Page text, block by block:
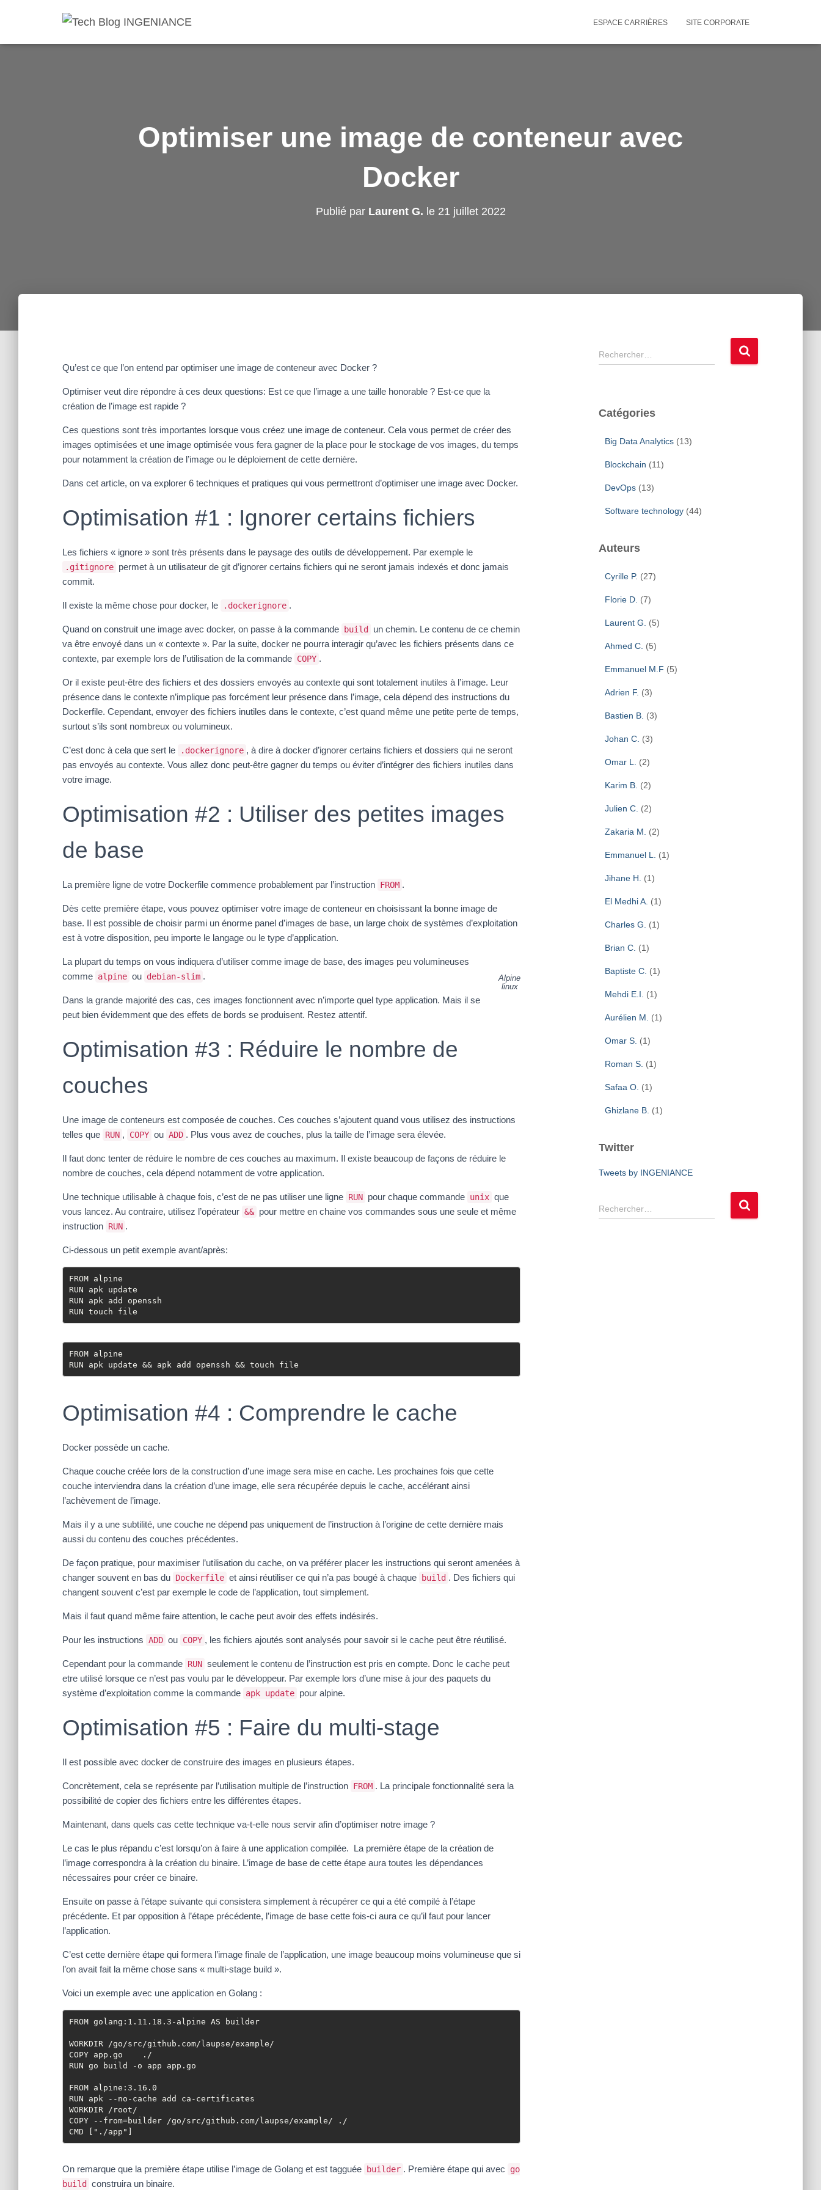
ESPACE CARRIÈRES SITE CORPORATE
Optimiser une image de conteneur avec
Docker
Publié par Laurent G. le 21 juillet 2022
Qu’est ce que l’on entend par optimiser une image de conteneur avec Docker ?
Optimiser veut dire répondre à ces deux questions: Est ce que l’image a une taille honorable ? Est-ce que la
création de l’image est rapide ?
Ces questions sont très importantes lorsque vous créez une image de conteneur. Cela vous permet de créer des
images optimisées et une image optimisée vous fera gagner de la place pour le stockage de vos images, du temps
pour notamment la création de l’image ou le déploiement de cette dernière.
Dans cet article, on va explorer 6 techniques et pratiques qui vous permettront d’optimiser une image avec Docker.
Optimisation #1 : Ignorer certains fichiers
Les fichiers « ignore » sont très présents dans le paysage des outils de développement. Par exemple le
.gitignore permet à un utilisateur de git d’ignorer certains fichiers qui ne seront jamais indexés et donc jamais
commit.
Il existe la même chose pour docker, le .dockerignore .
Quand on construit une image avec docker, on passe à la commande build
un chemin. Le contenu de ce chemin
va être envoyé dans un « contexte ». Par la suite, docker ne pourra interagir qu’avec les fichiers présents dans ce
contexte, par exemple lors de l’utilisation de la commande COPY .
Or il existe peut-être des fichiers et des dossiers envoyés au contexte qui sont totalement inutiles à l’image. Leur
présence dans le contexte n’implique pas forcément leur présence dans l’image, cela dépend des instructions du
Dockerfile. Cependant, envoyer des fichiers inutiles dans le contexte, c’est quand même une petite perte de temps,
surtout s’ils sont nombreux ou volumineux.
C’est donc à cela que sert le .dockerignore , à dire à docker d’ignorer certains fichiers et dossiers qui ne seront
pas envoyés au contexte. Vous allez donc peut-être gagner du temps ou éviter d’intégrer des fichiers inutiles dans
votre image.
Optimisation #2 : Utiliser des petites images
de base
La première ligne de votre Dockerfile commence probablement par l’instruction FROM .
Dès cette première étape, vous pouvez optimiser votre image de conteneur en choisissant la bonne image de
base. Il est possible de choisir parmi un énorme panel d’images de base, un large choix de systèmes d’exploitation
est à votre disposition, peu importe le langage ou le type d’application.
Alpine
linux
La plupart du temps on vous indiquera d’utiliser comme image de base, des images peu volumineuses
comme alpine ou debian-slim .
Dans la grande majorité des cas, ces images fonctionnent avec n’importe quel type application. Mais il se
peut bien évidemment que des effets de bords se produisent. Restez attentif.
Optimisation #3 : Réduire le nombre de
couches
Une image de conteneurs est composée de couches. Ces couches s’ajoutent quand vous utilisez des instructions
telles que RUN , COPY ou ADD . Plus vous avez de couches, plus la taille de l’image sera élevée.
Il faut donc tenter de réduire le nombre de ces couches au maximum. Il existe beaucoup de façons de réduire le
nombre de couches, cela dépend notamment de votre application.
Une technique utilisable à chaque fois, c’est de ne pas utiliser une ligne RUN pour chaque commande unix que
vous lancez. Au contraire, utilisez l’opérateur && pour mettre en chaine vos commandes sous une seule et même
instruction RUN .
Ci-dessous un petit exemple avant/après:
FROM alpine
RUN apk update
RUN apk add openssh
RUN touch file
FROM alpine
RUN apk update && apk add openssh && touch file
Optimisation #4 : Comprendre le cache
Docker possède un cache.
Chaque couche créée lors de la construction d’une image sera mise en cache. Les prochaines fois que cette
couche interviendra dans la création d’une image, elle sera récupérée depuis le cache, accélérant ainsi
l’achèvement de l’image.
Mais il y a une subtilité, une couche ne dépend pas uniquement de l’instruction à l’origine de cette dernière mais
aussi du contenu des couches précédentes.
De façon pratique, pour maximiser l’utilisation du cache, on va préférer placer les instructions qui seront amenées à
changer souvent en bas du Dockerfile et ainsi réutiliser ce qui n’a pas bougé à chaque build . Des fichiers qui
changent souvent c’est par exemple le code de l’application, tout simplement.
Mais il faut quand même faire attention, le cache peut avoir des effets indésirés.
Pour les instructions ADD ou COPY , les fichiers ajoutés sont analysés pour savoir si le cache peut être réutilisé.
Cependant pour la commande RUN seulement le contenu de l’instruction est pris en compte. Donc le cache peut
etre utilisé lorsque ce n’est pas voulu par le développeur. Par exemple lors d’une mise à jour des paquets du
système d’exploitation comme la commande apk update pour alpine.
Optimisation #5 : Faire du multi-stage
Il est possible avec docker de construire des images en plusieurs étapes.
Concrètement, cela se représente par l’utilisation multiple de l’instruction FROM . La principale fonctionnalité sera la
possibilité de copier des fichiers entre les différentes étapes.
Maintenant, dans quels cas cette technique va-t-elle nous servir afin d’optimiser notre image ?
Le cas le plus répandu c’est lorsqu’on à faire à une application compilée. La première étape de la création de
l’image correspondra à la création du binaire. L’image de base de cette étape aura toutes les dépendances
nécessaires pour créer ce binaire.
Ensuite on passe à l’étape suivante qui consistera simplement à récupérer ce qui a été compilé à l’étape
précédente. Et par opposition à l’étape précédente, l’image de base cette fois-ci aura ce qu’il faut pour lancer
l’application.
C’est cette dernière étape qui formera l’image finale de l’application, une image beaucoup moins volumineuse que si
l’on avait fait la même chose sans « multi-stage build ».
Voici un exemple avec une application en Golang :
FROM golang:1.11.18.3-alpine AS builder
WORKDIR /go/src/github.com/laupse/example/
COPY app.go    ./
RUN go build -o app app.go
FROM alpine:3.16.0
RUN apk --no-cache add ca-certificates
WORKDIR /root/
COPY --from=builder /go/src/github.com/laupse/example/ ./
CMD ["./app"]
On remarque que la première étape utilise l’image de Golang et est tagguée builder . Première étape qui avec
go
build
construira un binaire.
R
e
r
Rechercher…
Catégories
Big Data Analytics(13)
Blockchain (11)
DevOps(13)
Software technology(44)
Auteurs
Cyrille P. (27)
Florie D. (7)
Laurent G. (5)
Ahmed C. (5)
Emmanuel M.F (5)
Adrien F. (3)
Bastien B. (3)
Johan C. (3)
Omar L. (2)
Karim B. (2)
Julien C. (2)
Zakaria M. (2)
Emmanuel L. (1)
Jihane H. (1)
El Medhi A. (1)
Charles G. (1)
Brian C. (1)
Baptiste C. (1)
Mehdi E.I. (1)
Aurélien M. (1)
Omar S. (1)
Roman S. (1)
Safaa O. (1)
Ghizlane B. (1)
Twitter
Tweets by INGENIANCE
R
e
Rechercher…